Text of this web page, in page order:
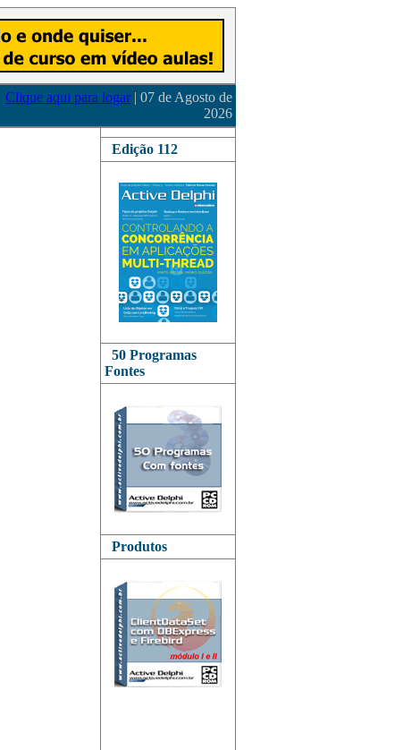
Clique aqui para logar | 07 de Agosto de
2026
Edição 112
50 Programas
Fontes
Produtos